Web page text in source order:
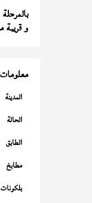
و
المدينة
الحالة
الطابق
مطابخ
بلكونات